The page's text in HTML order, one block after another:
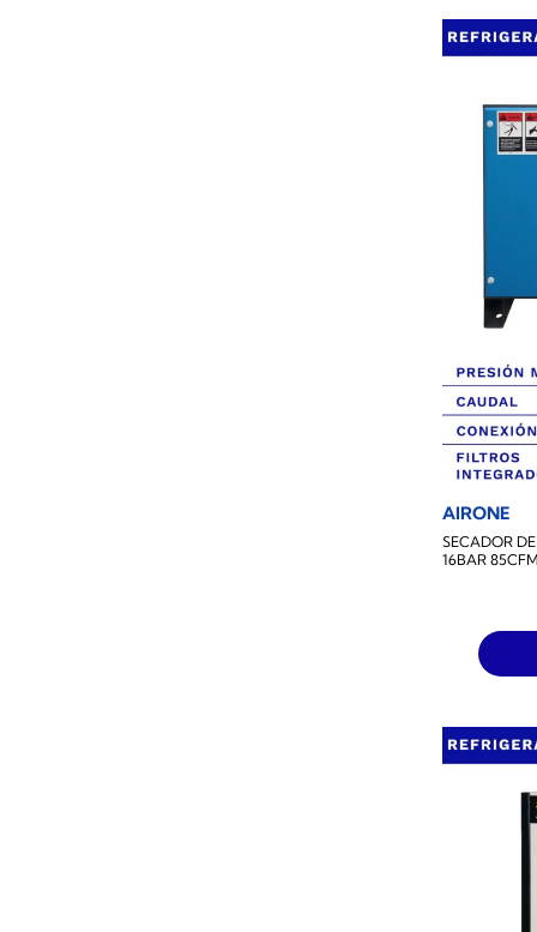
AIRONE
SECADOR
16BAR 85CFM